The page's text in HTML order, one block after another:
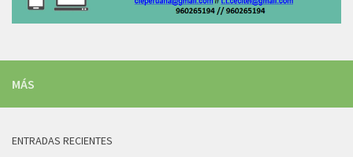
MÁS
ENTRADAS RECIENTES